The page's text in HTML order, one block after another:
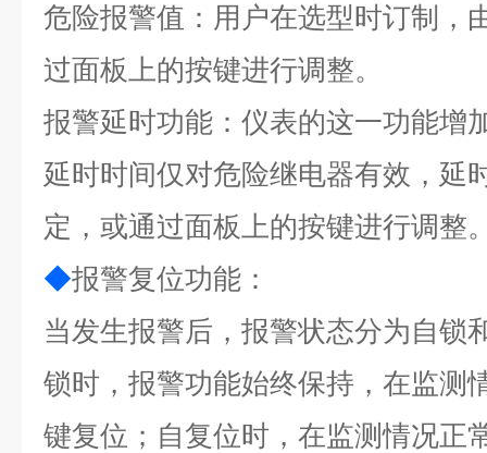
危险报警值：用户在选型时订制，
过面板上的按键进行调整。
报警延时功能：仪表的这一功能增
延时时间仅对危险继电器有效，延
定，或通过面板上的按键进行调整
◆报警复位功能：
当发生报警后，报警状态分为自锁
锁时，报警功能始终保持，在监测
键复位；自复位时，在监测情况正